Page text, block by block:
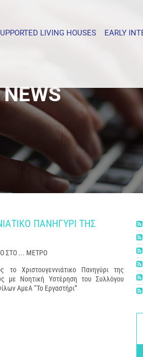
LIVING HOUSES EARLY
NEWS
ΠΑΝΗΓΥΡΙ ΤΗΣ
ΣΤΟ ... ΜΕΤΡΟ
το Χριστουγεννιάτικο Πανηγύρι της
με Νοητική Υστέρηση του Συλλόγου
ΑμεΑ “Το Εργαστήρι”